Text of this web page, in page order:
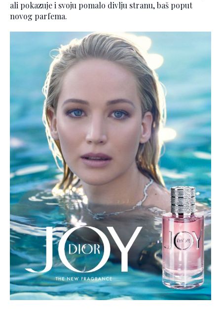
ali pokazuje i svoju pomalo divlju stranu, baš poput
novog parfema.